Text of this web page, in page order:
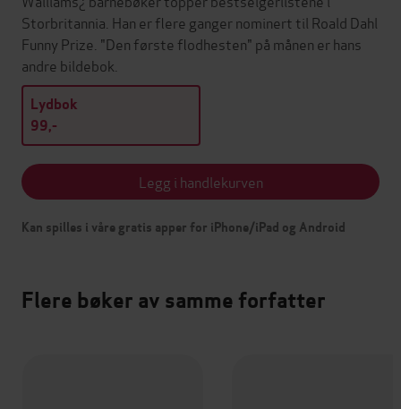
Storbritannia. Han er flere ganger nominert til Roald Dahl
Funny Prize. "Den første flodhesten" på månen er hans
andre bildebok.
Lydbok
99,-
Legg i handlekurven
Kan spilles i våre gratis apper for iPhone/iPad og Android
Flere bøker av samme forfatter